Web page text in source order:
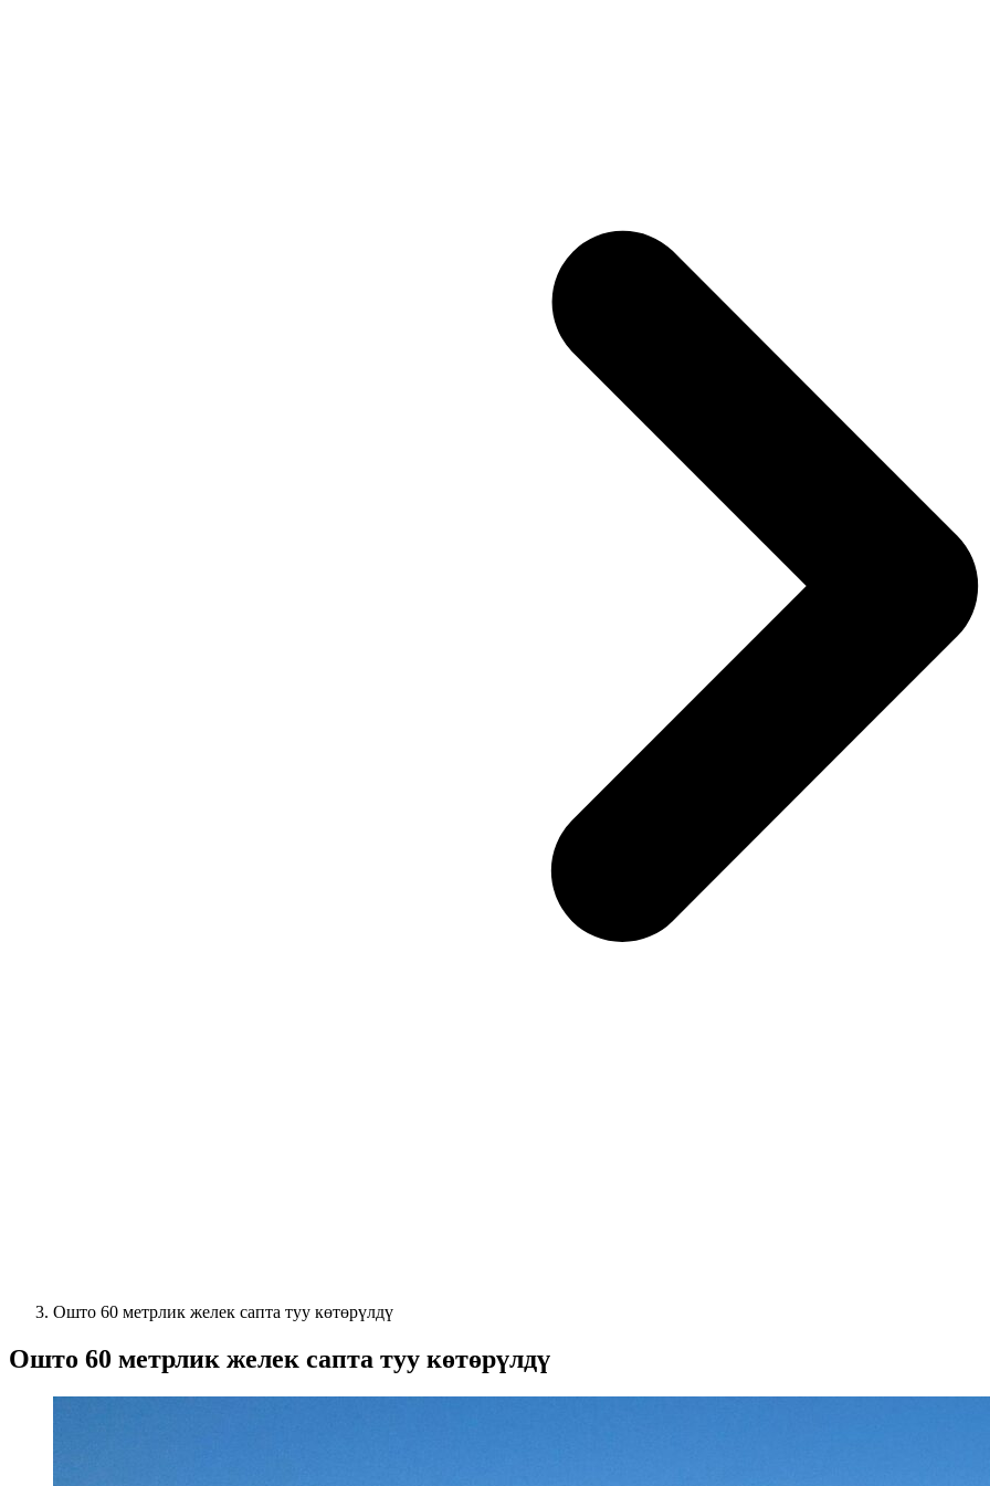
Ошто 60 метрлик желек сапта туу көтөрүлдү
Ошто 60 метрлик желек сапта туу көтөрүлдү